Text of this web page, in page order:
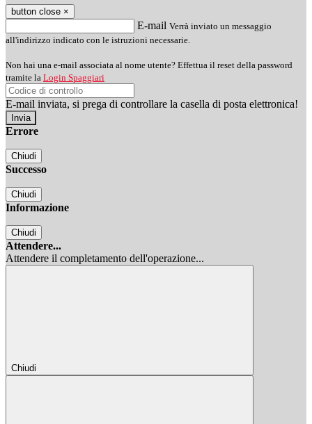
button close ×
E-mail Verrà inviato un messaggio
all'indirizzo indicato con le istruzioni necessarie.
Non hai una e-mail associata al nome utente? Effettua il reset della password
tramite la Login Spaggiari
E-mail inviata, si prega di controllare la casella di posta elettronica!
Errore
Chiudi
Successo
Chiudi
Informazione
Chiudi
Attendere...
Attendere il completamento dell'operazione...
Chiudi